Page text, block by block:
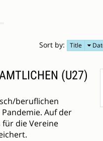
Sort by: Title
(U27)
beruflichen
Auf der
für die Vereine